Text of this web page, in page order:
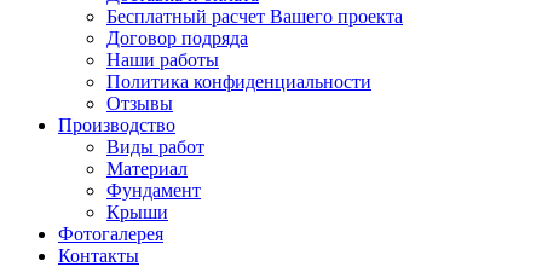
Бесплатный расчет Вашего проекта
Договор подряда
Наши работы
Политика конфиденциальности
Отзывы
Производство
Виды работ
Материал
Фундамент
Крыши
Фотогалерея
Контакты